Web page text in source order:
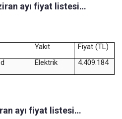
ayı fiyat listesi…
Yakıt
Fiyat (TL)
Elektrik 4.409.184
ayı fiyat listesi…